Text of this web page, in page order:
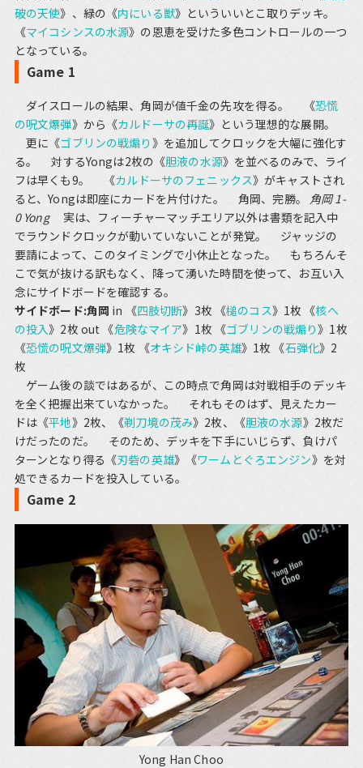
破の天使》、緑の《内にいる獣》といういいとこ取りデッキ。
《マイコシンスの水源》の恩恵を受けた多色コントロールの一つ
となっている。
Game 1
ダイスロールの結果、角岡が値千金の先攻を得る。 《恐慌
の呪文爆弾》から《カルドーサの再誕》という理想的な展開。
更に《ゴブリンの戦煽り 》を追加してクロックを大幅に強化す
る。 対するYongは2枚の《胆液の水源》を並べるのみで、ライ
フは早くも9。 《カルドーサのフェニックス》がキャストされ
ると、Yongは即座にカードを片付けた。 角岡、完勝。
角岡 1-
0 Yong実は、フィーチャーマッチエリア以外は書類を記入中
でラウンドクロックが動いていないことが発覚。 ジャッジの
要請によって、このタイミングで小休止となった。 もちろんそ
こで気が抜ける訳もなく、降って湧いた時間を使って、お互い入
念にサイドボードを確認する。
サイドボード:角岡 in 《四肢切断》3枚 《槌のコス》1枚 《核へ
の投入》2枚 out 《危険なマイア》1枚 《ゴブリンの戦煽り》1枚
《恐慌の呪文爆弾》1枚 《オキシド峠の英雄》1枚 《石弾化》2
枚
ゲーム後の談ではあるが、この時点で角岡は対戦相手のデッキ
を全く把握出来ていなかった。 それもそのはず、見えたカー
ドは《平地》2枚、《剃刀境の茂み》2枚、《胆液の水源》2枚だ
けだったのだ。 そのため、デッキを下手にいじらず、負けパ
ターンとなり得る《刃砦の英雄》《ワームとぐろエンジン》を対
処できるカードを投入している。
Game 2
Yong Han Choo